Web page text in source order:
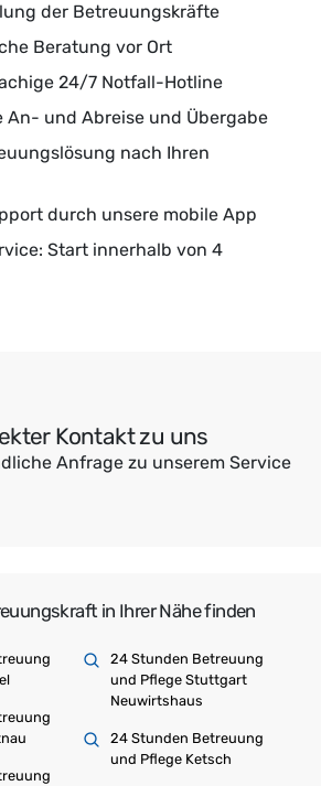
der Betreuungskräfte
Beratung vor Ort
24/7 Notfall-Hotline
An- und Abreise und Übergabe
nach Ihren
durch unsere mobile App
Start innerhalb von 4
Kontakt zu uns
Anfrage zu unserem Service
in Ihrer Nähe finden
24 Stunden Betreuung
und Pflege Stuttgart
Neuwirtshaus
24 Stunden Betreuung
und Pflege Ketsch